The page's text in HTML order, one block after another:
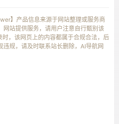
】产品信息来源于网站整理或服务商
站提供服务，请用户注意自行甄别该
，该网页上的内容都属于合规合法，后
规，请及时联系站长删除，AI导航网